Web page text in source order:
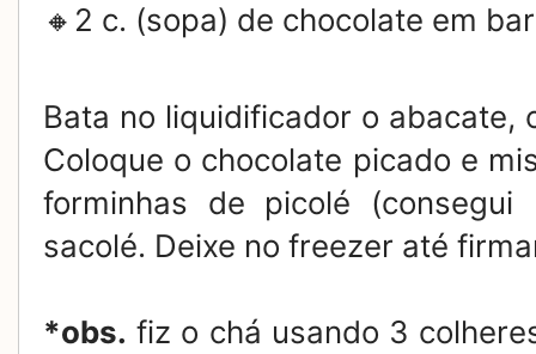
🔸2 c. (sopa) de chocolate em
Bata no liquidificador o abacate,
Coloque o chocolate picado e
forminhas de picolé
sacolé. Deixe no freezer até
*obs. fiz o chá usando 3